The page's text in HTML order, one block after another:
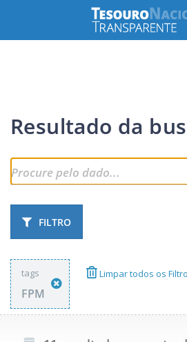
Resultado da
FILTRO
tags
FPM
Limpar todos os